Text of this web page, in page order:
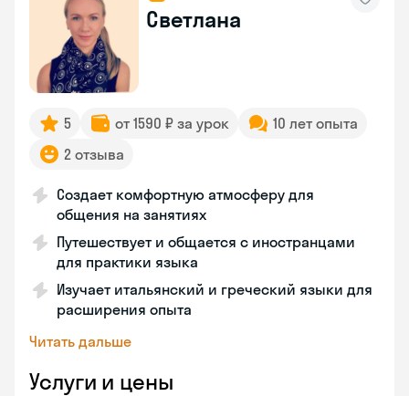
Светлана
5 от 1590 ₽ за урок
10 лет опыта
2 отзыва
Создает комфортную атмосферу для
общения на занятиях
Путешествует и общается с иностранцами
для практики языка
Изучает итальянский и греческий языки для
расширения опыта
Читать дальше
Услуги и цены